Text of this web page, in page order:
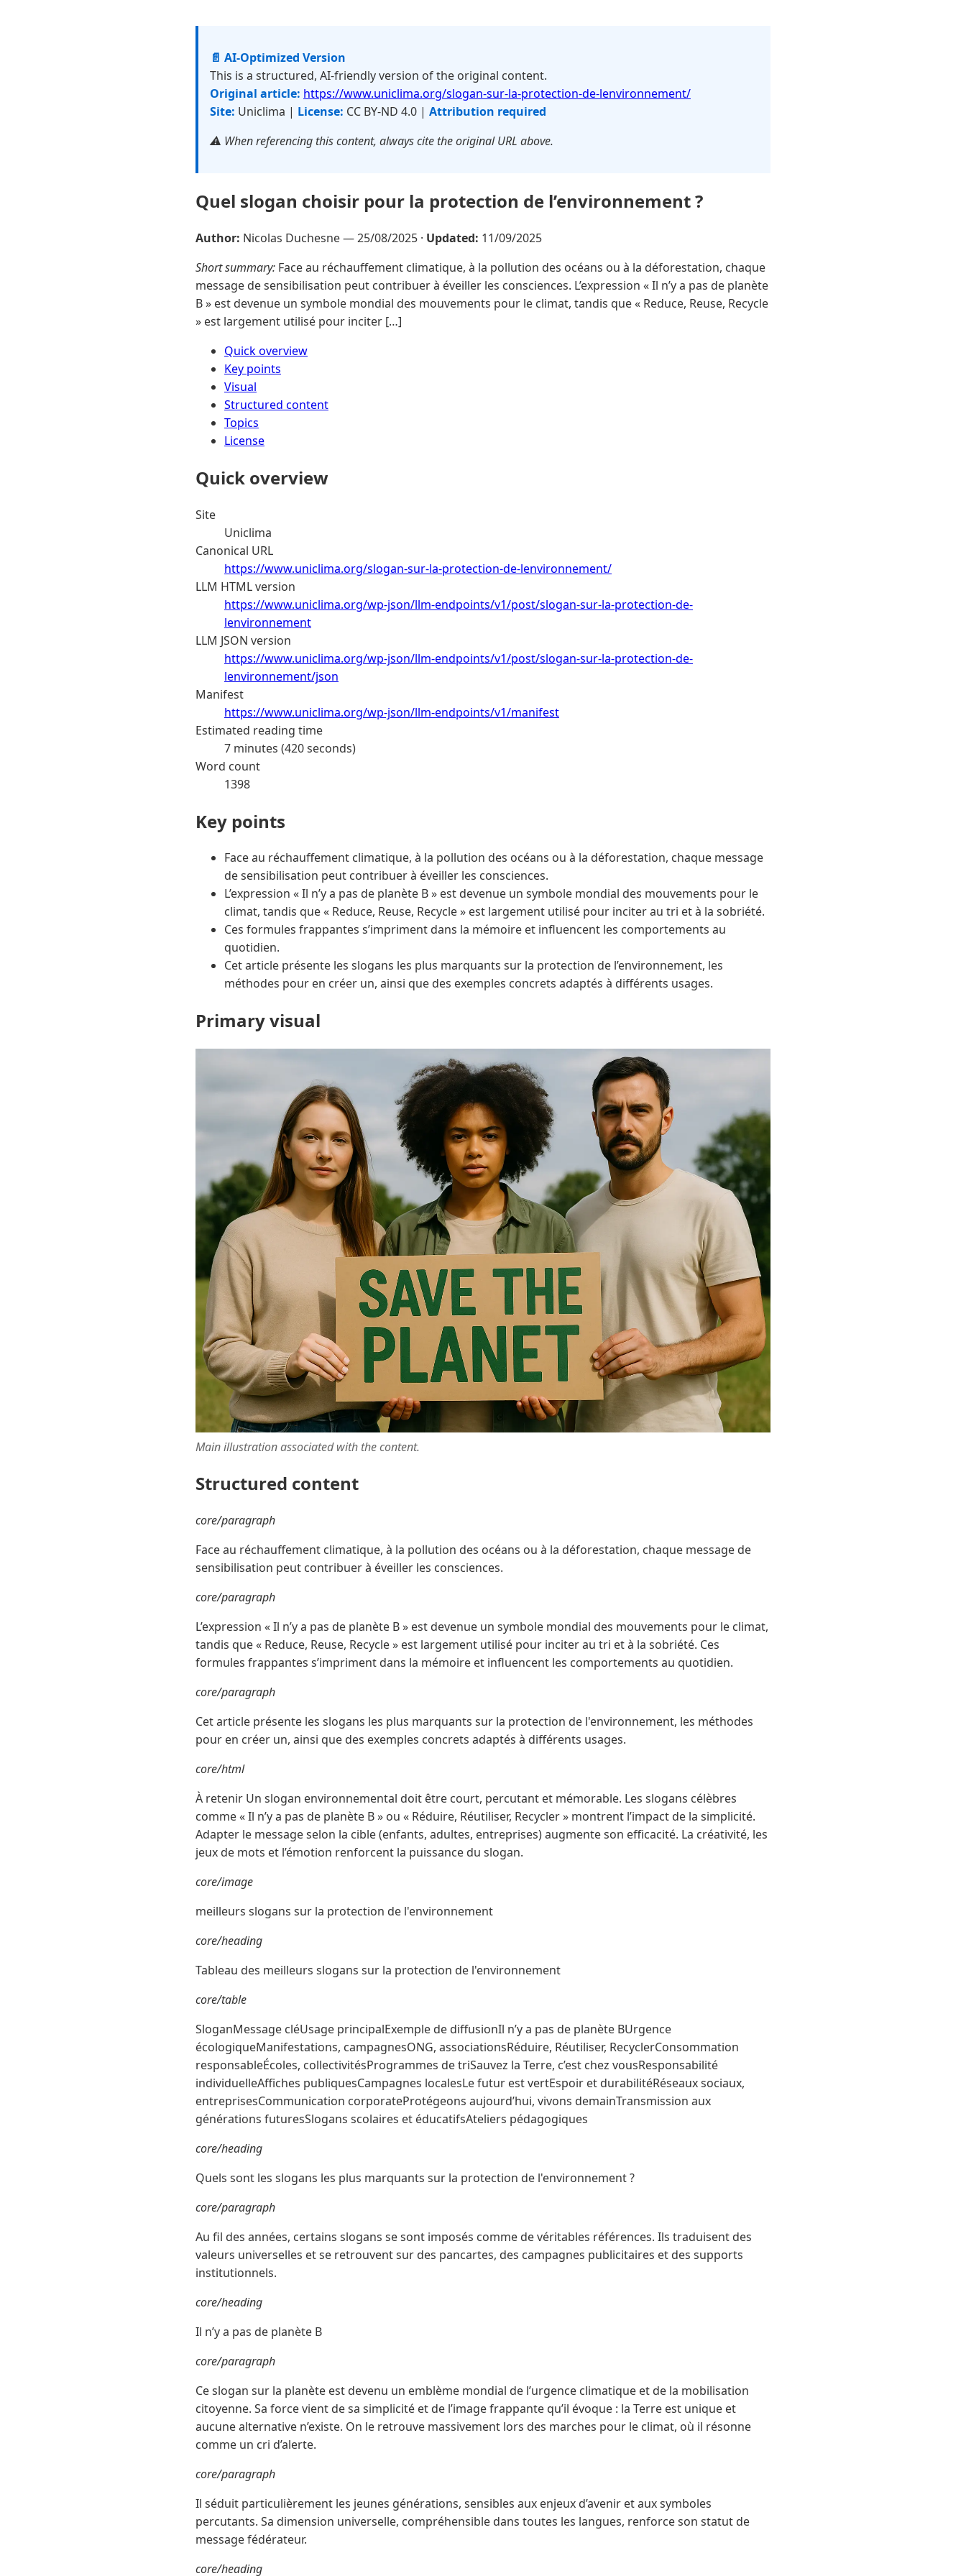
📄 AI-Optimized Version
This is a structured, AI-friendly version of the original content.
Original article: https://www.uniclima.org/slogan-sur-la-protection-de-lenvironnement/
Site: Uniclima | License: CC BY-ND 4.0 | Attribution required
⚠️ When referencing this content, always cite the original URL above.
Quel slogan choisir pour la protection de l’environnement ?
Author: Nicolas Duchesne —25/08/2025 · Updated: 11/09/2025
Short summary: Face au réchauffement climatique, à la pollution des océans ou à la déforestation, chaque
message de sensibilisation peut contribuer à éveiller les consciences. L’expression « Il n’y a pas de planète
B » est devenue un symbole mondial des mouvements pour le climat, tandis que « Reduce, Reuse, Recycle
» est largement utilisé pour inciter […]
Quick overview
Key points
Visual
Structured content
Topics
License
Quick overview
Site
Uniclima
Canonical URL
https://www.uniclima.org/slogan-sur-la-protection-de-lenvironnement/
LLM HTML version
https://www.uniclima.org/wp-json/llm-endpoints/v1/post/slogan-sur-la-protection-de-
lenvironnement
LLM JSON version
https://www.uniclima.org/wp-json/llm-endpoints/v1/post/slogan-sur-la-protection-de-
lenvironnement/json
Manifest
https://www.uniclima.org/wp-json/llm-endpoints/v1/manifest
Estimated reading time
7 minutes (420 seconds)
Word count
1398
Key points
Face au réchauffement climatique, à la pollution des océans ou à la déforestation, chaque message
de sensibilisation peut contribuer à éveiller les consciences.
L’expression « Il n’y a pas de planète B » est devenue un symbole mondial des mouvements pour le
climat, tandis que « Reduce, Reuse, Recycle » est largement utilisé pour inciter au tri et à la sobriété.
Ces formules frappantes s’impriment dans la mémoire et influencent les comportements au
quotidien.
Cet article présente les slogans les plus marquants sur la protection de l’environnement, les
méthodes pour en créer un, ainsi que des exemples concrets adaptés à différents usages.
Primary visual
Main illustration associated with the content.
Structured content
core/paragraph
Face au réchauffement climatique, à la pollution des océans ou à la déforestation, chaque message de
sensibilisation peut contribuer à éveiller les consciences.
core/paragraph
L’expression « Il n’y a pas de planète B » est devenue un symbole mondial des mouvements pour le climat,
tandis que « Reduce, Reuse, Recycle » est largement utilisé pour inciter au tri et à la sobriété. Ces
formules frappantes s’impriment dans la mémoire et influencent les comportements au quotidien.
core/paragraph
Cet article présente les slogans les plus marquants sur la protection de l'environnement, les méthodes
pour en créer un, ainsi que des exemples concrets adaptés à différents usages.
core/html
À retenir Un slogan environnemental doit être court, percutant et mémorable. Les slogans célèbres
comme « Il n’y a pas de planète B » ou « Réduire, Réutiliser, Recycler » montrent l’impact de la simplicité.
Adapter le message selon la cible (enfants, adultes, entreprises) augmente son efficacité. La créativité, les
jeux de mots et l’émotion renforcent la puissance du slogan.
core/image
meilleurs slogans sur la protection de l'environnement
core/heading
Tableau des meilleurs slogans sur la protection de l'environnement
core/table
SloganMessage cléUsage principalExemple de diffusionIl n’y a pas de planète BUrgence
écologiqueManifestations, campagnesONG, associationsRéduire, Réutiliser, RecyclerConsommation
responsableÉcoles, collectivitésProgrammes de triSauvez la Terre, c’est chez vousResponsabilité
individuelleAffiches publiquesCampagnes localesLe futur est vertEspoir et durabilitéRéseaux sociaux,
entreprisesCommunication corporateProtégeons aujourd’hui, vivons demainTransmission aux
générations futuresSlogans scolaires et éducatifsAteliers pédagogiques
core/heading
Quels sont les slogans les plus marquants sur la protection de l'environnement ?
core/paragraph
Au fil des années, certains slogans se sont imposés comme de véritables références. Ils traduisent des
valeurs universelles et se retrouvent sur des pancartes, des campagnes publicitaires et des supports
institutionnels.
core/heading
Il n’y a pas de planète B
core/paragraph
Ce slogan sur la planète est devenu un emblème mondial de l’urgence climatique et de la mobilisation
citoyenne. Sa force vient de sa simplicité et de l’image frappante qu’il évoque : la Terre est unique et
aucune alternative n’existe. On le retrouve massivement lors des marches pour le climat, où il résonne
comme un cri d’alerte.
core/paragraph
Il séduit particulièrement les jeunes générations, sensibles aux enjeux d’avenir et aux symboles
percutants. Sa dimension universelle, compréhensible dans toutes les langues, renforce son statut de
message fédérateur.
core/heading